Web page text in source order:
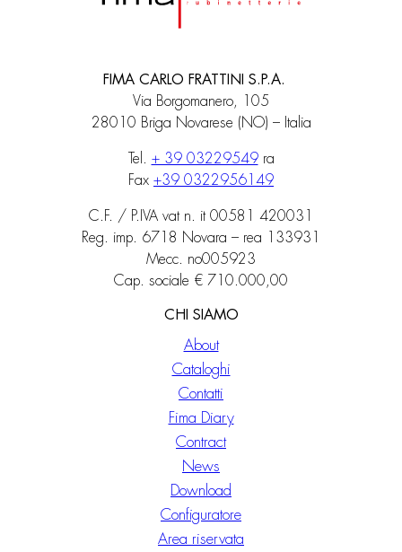
FIMA CARLO FRATTINI S.P.A.
Via Borgomanero, 105
28010 Briga Novarese (NO) – Italia
Tel. + 39 03229549ra
Fax +39 0322956149
C.F. / P.IVA vat n. it 00581 420031
Reg. imp. 6718 Novara – rea 133931
Mecc. no005923
Cap. sociale € 710.000,00
CHI SIAMO
About
Cataloghi
Contatti
Fima Diary
Contract
News
Download
Configuratore
Area riservata